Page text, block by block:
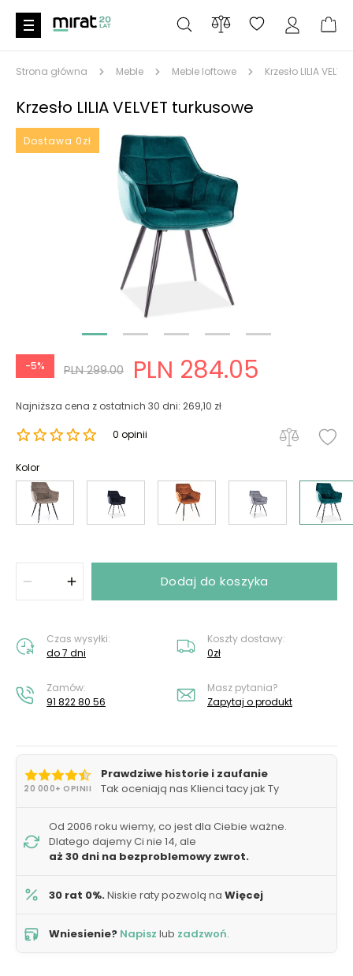
Strona główna Meble Meble loftowe Krzesło LILIA
Krzesło LILIA VELVET turkusowe
Dostawa 0zł
-5% PLN 299.00 PLN 284.05
Najniższa cena z ostatnich 30 dni: 269,10 zł
0 opinii
Kolor
Dodaj do koszyka
Czas wysyłki:
do 7 dni
Koszty dostawy:
0zł
Zamów:
91 822 80 56
Masz pytania?
Zapytaj o produkt
20 000+ OPINII
Prawdziwe historie i zaufanie
Tak oceniają nas Klienci tacy jak Ty
Od 2006 roku wiemy, co jest dla Ciebie ważne.
Dlatego dajemy Ci nie 14, ale
aż 30 dni na bezproblemowy zwrot.
30 rat 0%.Niskie raty pozwolą na Więcej
Wniesienie? Napisz lub zadzwoń.